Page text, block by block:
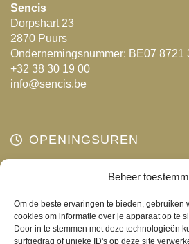
Beheer
Om de beste ervaringen te bieden, gebruiken
cookies om informatie over je apparaat op te
Door in te stemmen met deze technologieën
surfgedrag of unieke ID's op deze site
Sencis
Dorpshart 23
2870 Puurs
Ondernemingsnummer: BE07 8721
+32 38 30 19 00
info@sencis.be
OPENINGSUREN
Gesloten
Woensdag
10:00 - 18:00
Donderdag
10:00 - 18:00